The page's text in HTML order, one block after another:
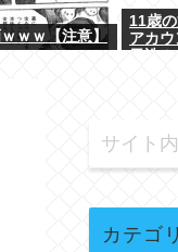
ｗｗ【注意】
11歳
アカ
カテゴ